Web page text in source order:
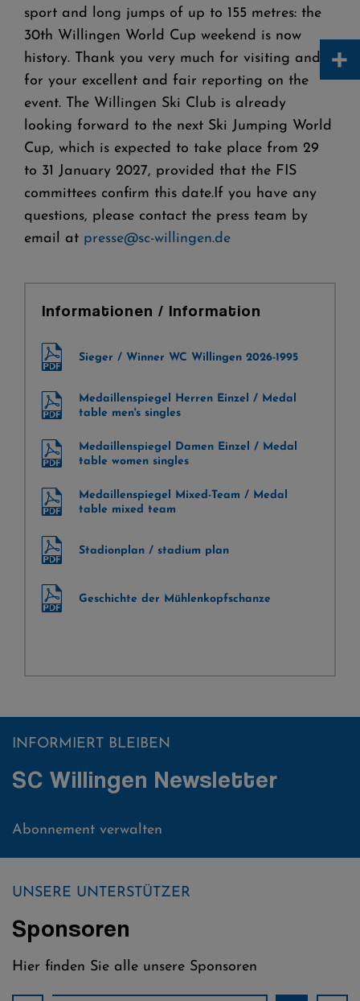
sport and long jumps of up to 155 metres: the
30th Willingen World Cup weekend is now
history. Thank you very much for visiting and
for your excellent and fair reporting on the
event. The Willingen Ski Club is already
looking forward to the next Ski Jumping World
Cup, which is expected to take place from 29
to 31 January 2027, provided that the FIS
committees confirm this date.If you have any
questions, please contact the press team by
email at presse@sc-willingen.de
Informationen / Information
Sieger / Winner WC Willingen 2026-1995
Medaillenspiegel Herren Einzel / Medal
table men's singles
Medaillenspiegel Damen Einzel / Medal
table women singles
Medaillenspiegel Mixed-Team / Medal
table mixed team
Stadionplan / stadium plan
Geschichte der Mühlenkopfschanze
INFORMIERT BLEIBEN
SC Willingen Newsletter
Abonnement verwalten
UNSERE UNTERSTÜTZER
Sponsoren
Hier finden Sie alle unsere Sponsoren
+